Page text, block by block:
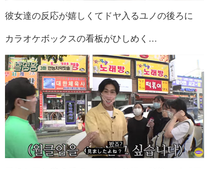
彼女達の反応が嬉しくてドヤ入るユノの後ろに
カラオケボックスの看板がひしめく…